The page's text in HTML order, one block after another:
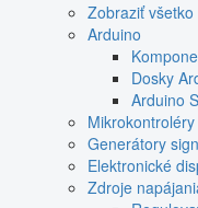
Zobraziť
Arduino
Dosky
Arduino
Generátory
Elektronické
Zdroje